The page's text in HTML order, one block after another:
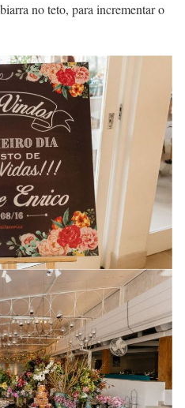
no teto, para incrementar o